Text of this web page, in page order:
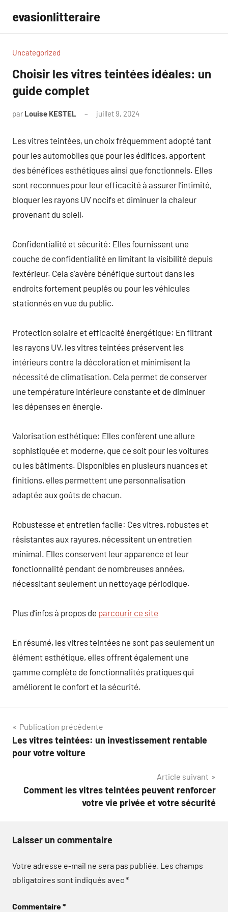
contenu
evasionlitteraire
Uncategorized
Choisir les vitres teintées idéales: un
guide complet
par Louise KESTEL juillet 9, 2024
Les vitres teintées, un choix fréquemment adopté tant
pour les automobiles que pour les édifices, apportent
des bénéfices esthétiques ainsi que fonctionnels. Elles
sont reconnues pour leur efficacité à assurer l’intimité,
bloquer les rayons UV nocifs et diminuer la chaleur
provenant du soleil.
Confidentialité et sécurité: Elles fournissent une
couche de confidentialité en limitant la visibilité depuis
l’extérieur. Cela s’avère bénéfique surtout dans les
endroits fortement peuplés ou pour les véhicules
stationnés en vue du public.
Protection solaire et efficacité énergétique: En filtrant
les rayons UV, les vitres teintées préservent les
intérieurs contre la décoloration et minimisent la
nécessité de climatisation. Cela permet de conserver
une température intérieure constante et de diminuer
les dépenses en énergie.
Valorisation esthétique: Elles confèrent une allure
sophistiquée et moderne, que ce soit pour les voitures
ou les bâtiments. Disponibles en plusieurs nuances et
finitions, elles permettent une personnalisation
adaptée aux goûts de chacun.
Robustesse et entretien facile: Ces vitres, robustes et
résistantes aux rayures, nécessitent un entretien
minimal. Elles conservent leur apparence et leur
fonctionnalité pendant de nombreuses années,
nécessitant seulement un nettoyage périodique.
Plus d’infos à propos de parcourir ce site
En résumé, les vitres teintées ne sont pas seulement un
élément esthétique, elles offrent également une
gamme complète de fonctionnalités pratiques qui
améliorent le confort et la sécurité.
Navigation
de
Publication précédente
Les vitres teintées: un investissement rentable
pour votre voiture
Article suivant
Comment les vitres teintées peuvent renforcer
votre vie privée et votre sécurité
Laisser un commentaire
Votre adresse e-mail ne sera pas publiée. Les champs
obligatoires sont indiqués avec*
Commentaire*